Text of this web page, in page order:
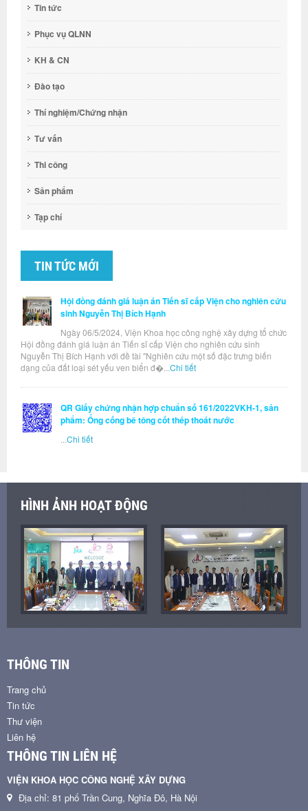
Tin tức
Phục vụ QLNN
KH & CN
Đào tạo
Thí nghiệm/Chứng nhận
Tư vấn
Thi công
Sản phẩm
Tạp chí
TIN TỨC MỚI
Hội đồng đánh giá luận án Tiến sĩ cấp Viện cho nghiên cứu
sinh Nguyễn Thị Bích Hạnh
Ngày 06/5/2024, Viện Khoa học công nghệ xây dựng tổ chức
Hội đồng đánh giá luận án Tiến sĩ cấp Viện cho nghiên cứu sinh
Nguyễn Thị Bích Hạnh với đề tài "Nghiên cứu một số đặc trưng biến
dạng của đất loại sét yếu ven biển đ�... Chi tiết
QR Giấy chứng nhận hợp chuẩn số 161/2022VKH-1, sản
phẩm: Ống cống bê tông cốt thép thoát nước
Chi tiết
HÌNH ẢNH HOẠT ĐỘNG
THÔNG TIN
Trang chủ
Tin tức
Thư viện
Liên hệ
THÔNG TIN LIÊN HỆ
VIỆN KHOA HỌC CÔNG NGHỆ XÂY DỰNG
Địa chỉ: 81 phố Trần Cung, Nghĩa Đô, Hà Nội